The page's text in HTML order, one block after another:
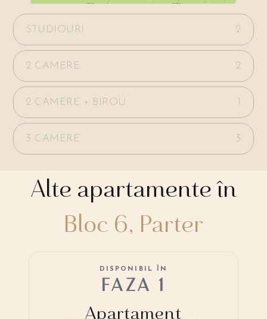
STUDIOURI 2
2 CAMERE 2
2 CAMERE + BIROU
3 CAMERE 3
Alte apartamente în
Bloc 6, Parter
Apartament
DISPONIBIL ÎN
FAZA 1